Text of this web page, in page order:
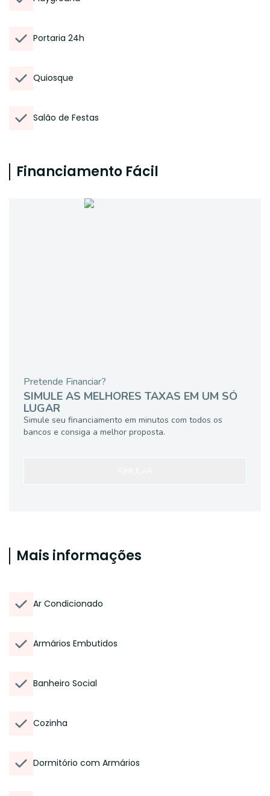
Portaria 24h
Quiosque
Salão de Festas
Financiamento Fácil
Pretende Financiar?
SIMULE AS MELHORES TAXAS EM UM SÓ
LUGAR
Simule seu financiamento em minutos com todos os
bancos e consiga a melhor proposta.
Mais informações
Ar Condicionado
Armários Embutidos
Banheiro Social
Cozinha
Dormitório com Armários